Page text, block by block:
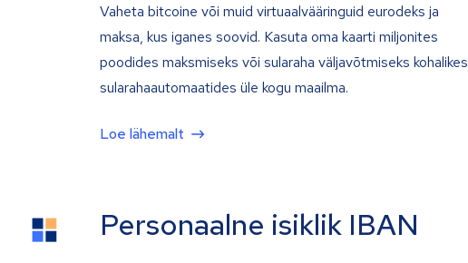
Vaheta bitcoine või muid virtuaalvääringuid eurodeks ja
maksa, kus iganes soovid. Kasuta oma kaarti miljonites
poodides maksmiseks või sularaha väljavõtmiseks kohalikes
sularahaautomaatides üle kogu maailma.
Loe lähemalt
Personaalne isiklik IBAN